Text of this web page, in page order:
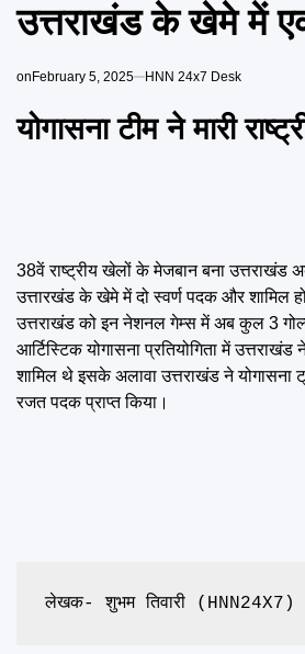
उत्तराखंड के खेमे में एक
onFebruary 5, 2025 HNN 24x7 Desk
योगासना टीम ने मारी
38वें राष्ट्रीय खेलों के मेजबान बना
उत्तारखंड के खेमे में दो स्वर्ण पदक और शामिल
उत्तराखंड को इन नेशनल गेम्स में अब कुल 3
आर्टिस्टिक योगासना प्रतियोगिता में
शामिल थे इसके अलावा उत्तराखंड ने
रजत पदक प्राप्त किया।
लेखक- शुभम तिवारी (HNN24X7)